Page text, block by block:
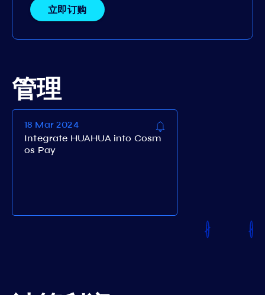
立即订购
管理
18 Mar 2024
Integrate HUAHUA into Cosm
os Pay